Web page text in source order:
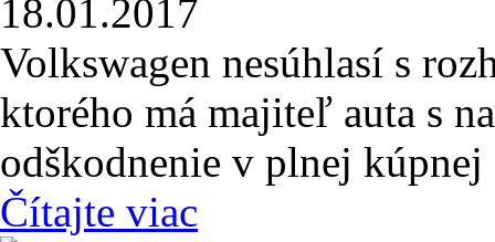
18.01.2017
Volkswagen nesúhlasí s
ktorého má majiteľ auta s
odškodnenie v plnej kúpnej
Čítajte viac